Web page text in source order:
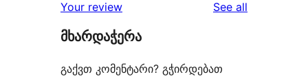
review
star
reviews
Your review See all
მხარდაჭერა
გაქვთ კომენტარი? გჭირდებათ